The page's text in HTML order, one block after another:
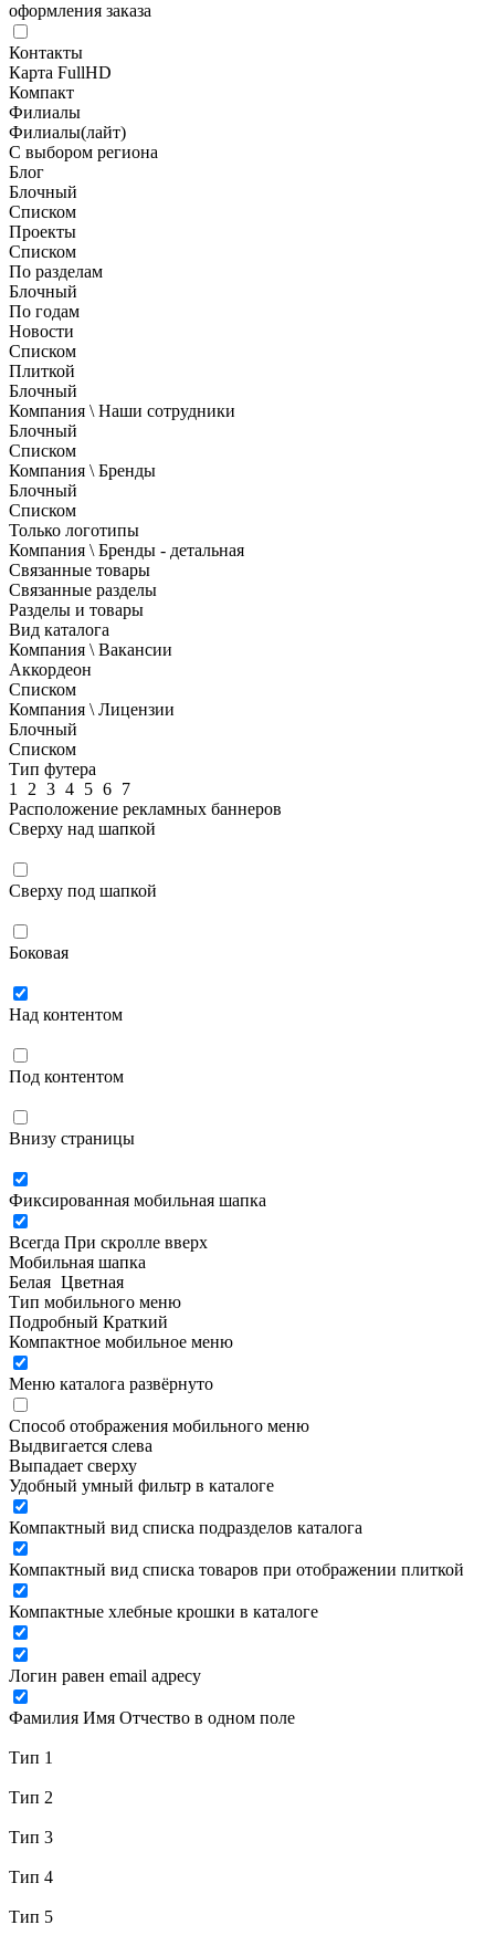
оформления заказа
Контакты
Карта FullHD
Компакт
Филиалы
Филиалы(лайт)
С выбором региона
Блог
Блочный
Списком
Проекты
Списком
По разделам
Блочный
По годам
Новости
Списком
Плиткой
Блочный
Компания \ Наши сотрудники
Блочный
Списком
Компания \ Бренды
Блочный
Списком
Только логотипы
Компания \ Бренды - детальная
Связанные товары
Связанные разделы
Разделы и товары
Вид каталога
Компания \ Вакансии
Аккордеон
Списком
Компания \ Лицензии
Блочный
Списком
Тип футера
1
2 3 4 5 6 7
Расположение рекламных баннеров
Сверху над шапкой
Сверху под шапкой
Боковая
Над контентом
Под контентом
Внизу страницы
Фиксированная мобильная шапка
Всегда При скролле вверх
Мобильная шапка
Белая Цветная
Тип мобильного меню
Подробный Краткий
Компактное мобильное меню
Меню каталога развёрнуто
Способ отображения мобильного меню
Выдвигается слева
Выпадает сверху
Удобный умный фильтр в каталоге
Компактный вид списка подразделов каталога
Компактный вид списка товаров при отображении плиткой
Компактные хлебные крошки в каталоге
Логин равен email адресу
Фамилия Имя Отчество в одном поле
Тип 1
Тип 2
Тип 3
Тип 4
Тип 5